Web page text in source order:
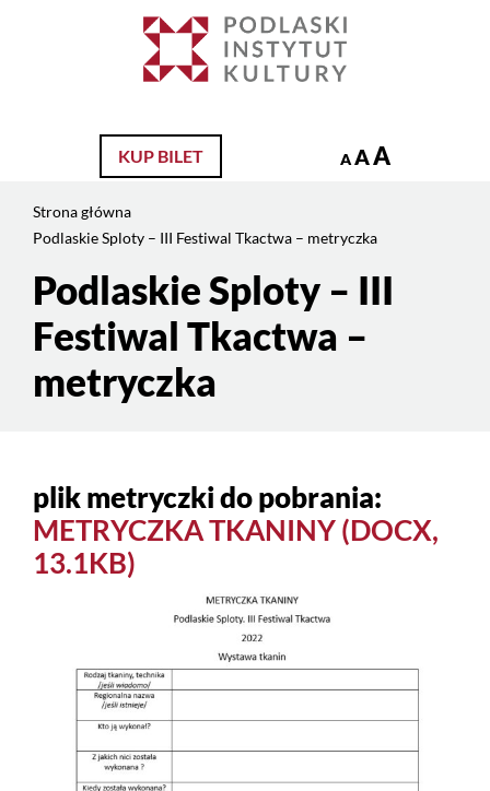
Tkactwa
metryczka
KUP BILET A AA
Strona główna
Podlaskie Sploty – III Festiwal Tkactwa – metryczka
Treść
stronyPodlaskie Sploty – III
Festiwal Tkactwa –
metryczka
plik metryczki do pobrania:
METRYCZKA TKANINY (DOCX,
13.1KB)